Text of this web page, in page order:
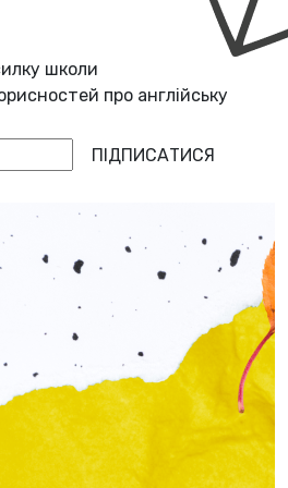
школи
про англійську
ПІДПИСАТИСЯ